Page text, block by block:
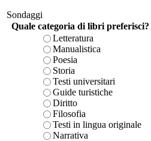
Sondaggi
Quale categoria di libri preferisci?
Letteratura
Manualistica
Poesia
Storia
Testi universitari
Guide turistiche
Diritto
Filosofia
Testi in lingua originale
Narrativa